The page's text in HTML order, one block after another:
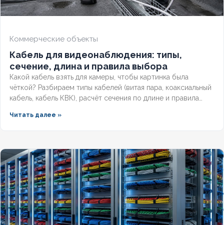
Коммерческие объекты
Кабель для видеонаблюдения: типы,
сечение, длина и правила выбора
Какой кабель взять для камеры, чтобы картинка была
чёткой? Разбираем типы кабелей (витая пара, коаксиальный
кабель, кабель КВК), расчёт сечения по длине и правила
потери сигнала.
Читать далее »